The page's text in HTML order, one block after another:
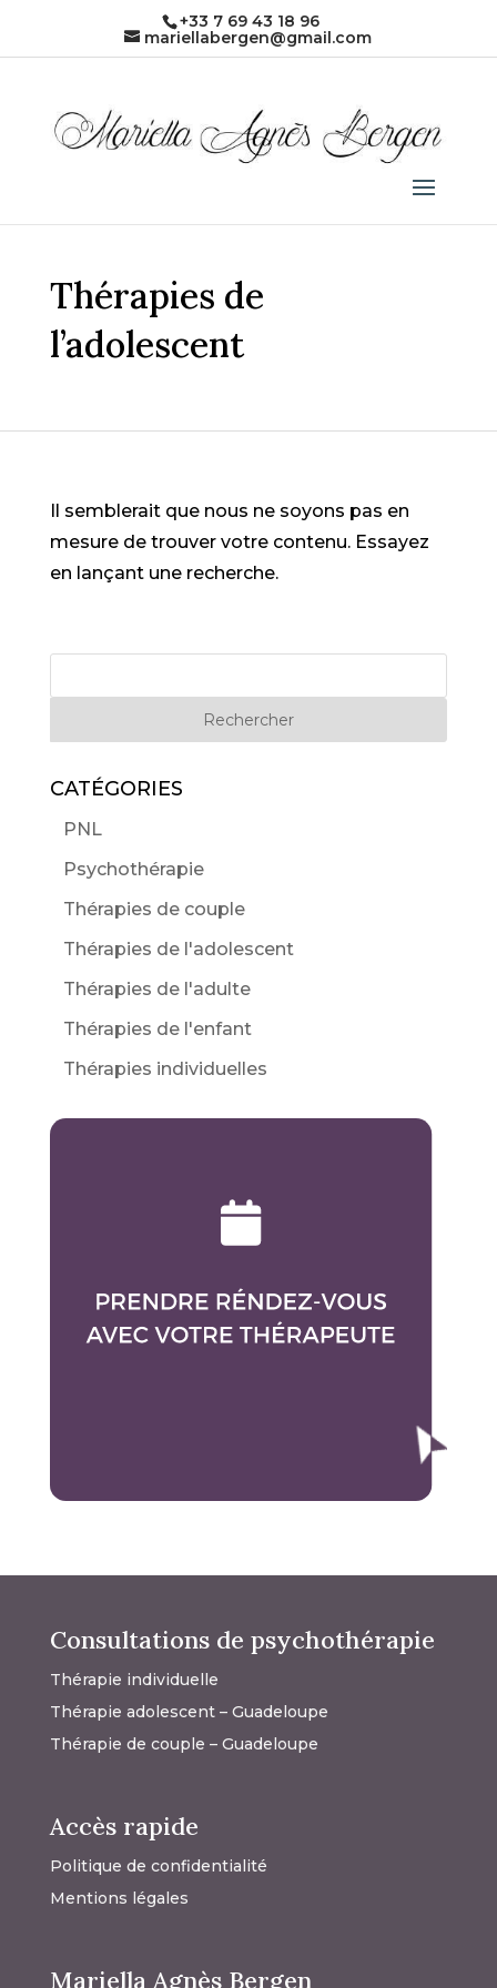
+33 7 69 43 18 96
mariellabergen@gmail.com
Thérapies de
l’adolescent
Il semblerait que nous ne soyons pas en
mesure de trouver votre contenu. Essayez
en lançant une recherche.
Rechercher
CATÉGORIES
PNL
Psychothérapie
Thérapies de couple
Thérapies de l'adolescent
Thérapies de l'adulte
Thérapies de l'enfant
Thérapies individuelles
Consultations de psychothérapie
Thérapie individuelle
Thérapie adolescent – Guadeloupe
Thérapie de couple – Guadeloupe
Accès rapide
Politique de confidentialité
Mentions légales
Mariella Agnès Bergen